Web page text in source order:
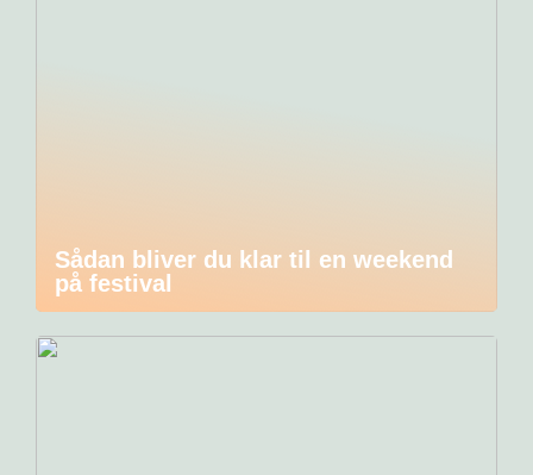
Sådan bliver du klar til en weekend
på festival